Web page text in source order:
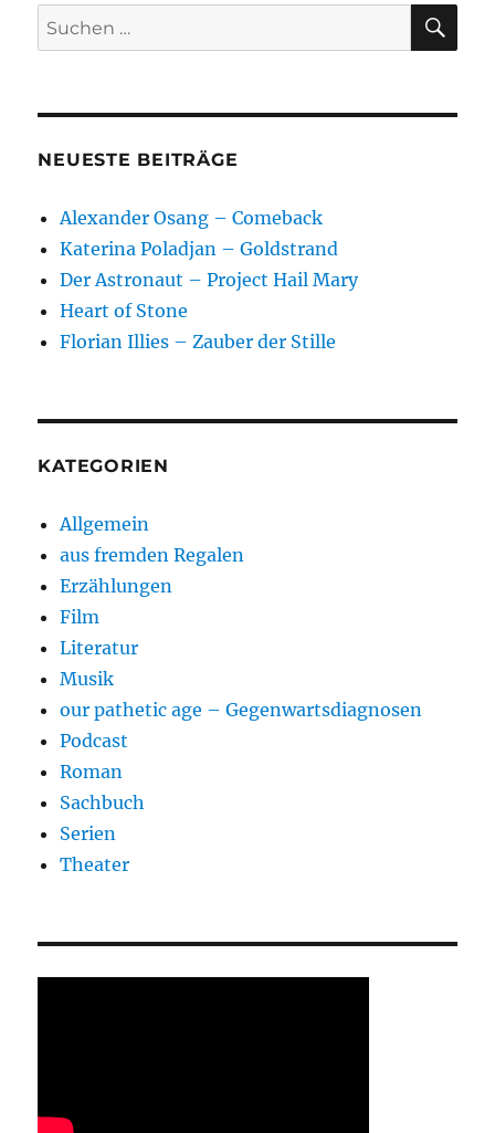
Suchen
nach:
NEUESTE BEITRÄGE
Alexander Osang – Comeback
Katerina Poladjan – Goldstrand
Der Astronaut – Project Hail Mary
Heart of Stone
Florian Illies – Zauber der Stille
KATEGORIEN
Allgemein
aus fremden Regalen
Erzählungen
Film
Literatur
Musik
our pathetic age – Gegenwartsdiagnosen
Podcast
Roman
Sachbuch
Serien
Theater